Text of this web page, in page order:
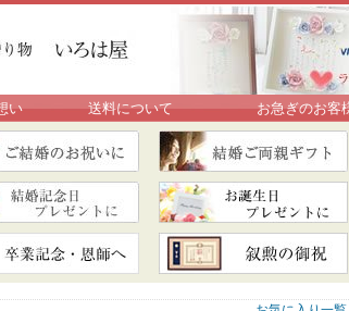
い 送料について お急ぎのお客